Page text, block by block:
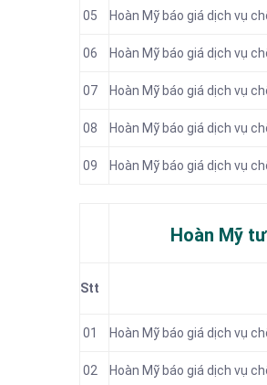
05 Hoàn Mỹ báo giá dịch vụ
06 Hoàn Mỹ báo giá dịch vụ
07 Hoàn Mỹ báo giá dịch vụ
08 Hoàn Mỹ báo giá dịch vụ
09 Hoàn Mỹ báo giá dịch vụ
Hoàn Mỹ
Stt
01 Hoàn Mỹ báo giá dịch vụ
02 Hoàn Mỹ báo giá dịch vụ